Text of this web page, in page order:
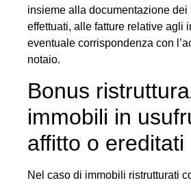
insieme alla documentazione dei
effettuati, alle fatture relative agli
eventuale corrispondenza con
notaio.
Bonus
immobili in
affitto o ereditati
Nel caso di immobili ristrutturati